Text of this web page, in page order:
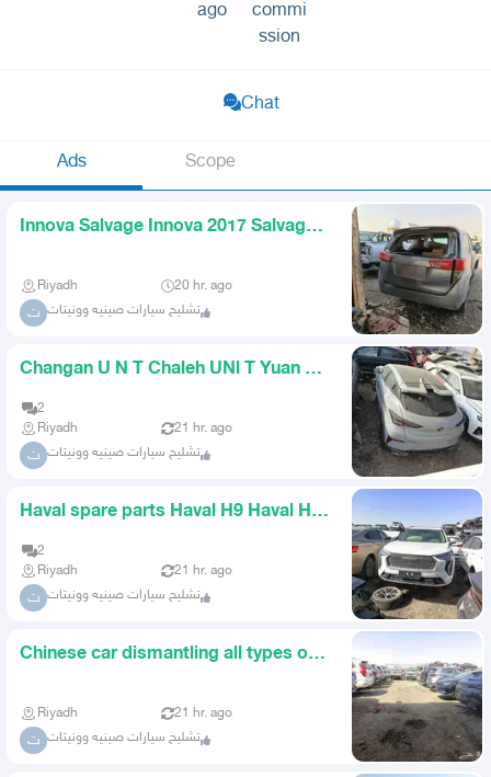
ago
commi
ssion
Chat
Ads Scope
Innova Salvage Innova 2017 Salvage
Riyadh 20 hr. ago
ت تشليح سيارات صينيه وونيتات
Changan U N T Chaleh UNl T Yuan T
2
Riyadh
21 hr. ago
ت تشليح سيارات صينيه وونيتات
Haval spare parts Haval H9 Haval H6
2
Riyadh
21 hr. ago
ت تشليح سيارات صينيه وونيتات
Chinese car dismantling all types of
Riyadh 21 hr. ago
ت تشليح سيارات صينيه وونيتات